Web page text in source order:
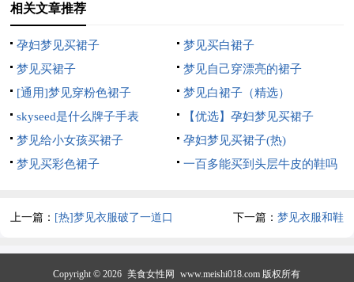
相关文章推荐
孕妇梦见买裙子
梦见买白裙子
梦见买裙子
梦见自己穿漂亮的裙子
[通用]梦见穿粉色裙子
梦见白裙子（精选）
skyseed是什么牌子手表
【优选】孕妇梦见买裙子
梦见给小女孩买裙子
孕妇梦见买裙子(热)
梦见买彩色裙子
一百多能买到头层牛皮的鞋吗
上一篇： [热]梦见衣服破了一道口 下一篇： 梦见衣服和鞋
Copyright © 2026 美食女性网 www.meishi018.com 版权所有